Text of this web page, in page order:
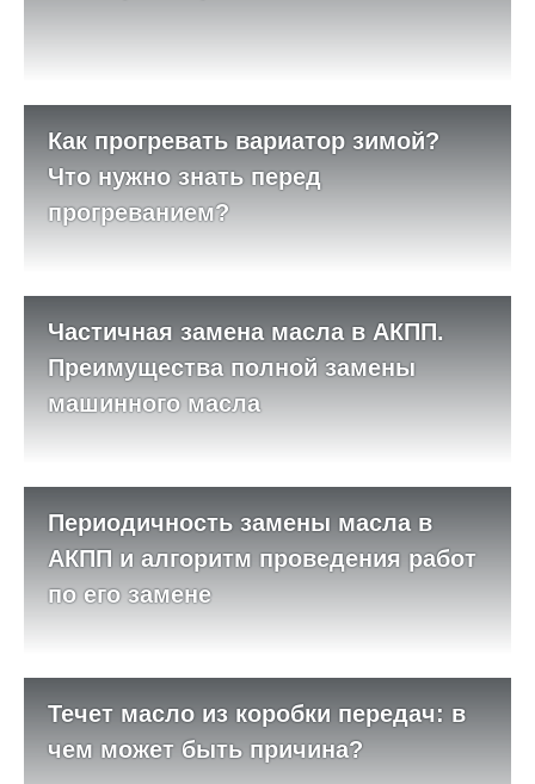
Как прогревать вариатор зимой?
Что нужно знать перед
прогреванием?
Частичная замена масла в АКПП.
Преимущества полной замены
машинного масла
Периодичность замены масла в
АКПП и алгоритм проведения работ
по его замене
Течет масло из коробки передач: в
чем может быть причина?